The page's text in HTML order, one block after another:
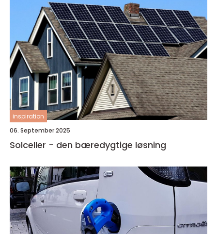
inspiration
06. September 2025
Solceller - den bæredygtige løsning